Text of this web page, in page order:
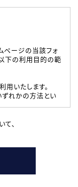
ページの当該フォ
下の利用目的の範
いたします。
れかの方法とい
考情報として利
いたします。
れかの方法とい
、